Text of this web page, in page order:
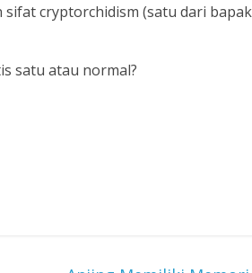
cryptorchidism (satu dari
satu atau normal?